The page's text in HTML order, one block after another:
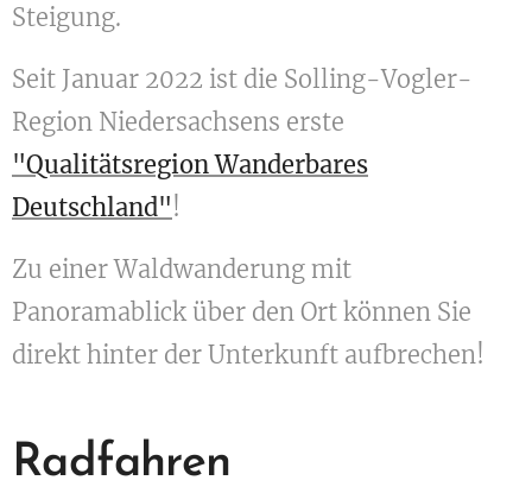
Steigung.
Seit Januar 2022 ist die Solling-Vogler-
Region Niedersachsens erste
"Qualitätsregion Wanderbares
Deutschland"!
Zu einer Waldwanderung mit
Panoramablick über den Ort können Sie
direkt hinter der Unterkunft aufbrechen!
Radfahren